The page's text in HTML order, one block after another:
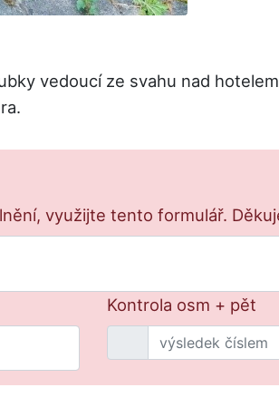
vedoucí ze svahu nad
využijte tento formulář.
Kontrola osm + pět